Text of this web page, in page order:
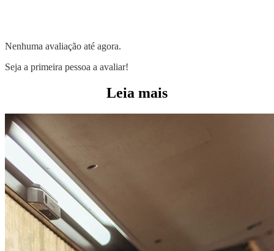
Nenhuma avaliação até agora.
Seja a primeira pessoa a avaliar!
Leia mais